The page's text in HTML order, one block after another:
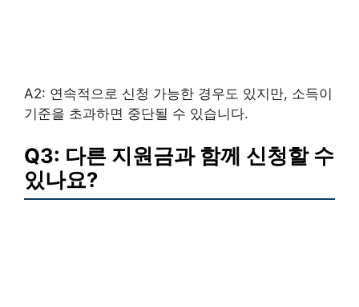
A2: 연속적으로 신청 가능한 경우도 있지만, 소득이
기준을 초과하면 중단될 수 있습니다.
Q3: 다른 지원금과 함께 신청할 수
있나요?